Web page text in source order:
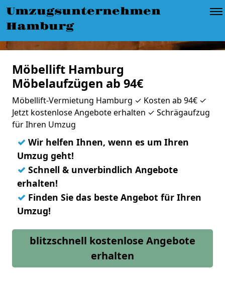
Umzugsunternehmen
Hamburg
Möbellift Hamburg
Möbelaufzügen ab 94€
Möbellift-Vermietung Hamburg ✓ Kosten ab 94€ ✓
Jetzt kostenlose Angebote erhalten ✓ Schrägaufzug
für Ihren Umzug
✓ Wir helfen Ihnen, wenn es um Ihren
Umzug geht!
✓ Schnell & unverbindlich Angebote
erhalten!
✓ Finden Sie das beste Angebot für Ihren
Umzug!
blitzschnell kostenlose Angebote
erhalten